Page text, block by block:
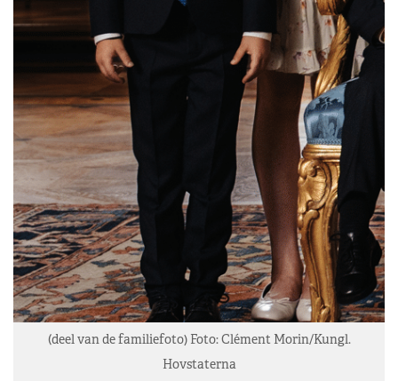
(deel van de familiefoto) Foto: Clément Morin/Kungl.
Hovstaterna